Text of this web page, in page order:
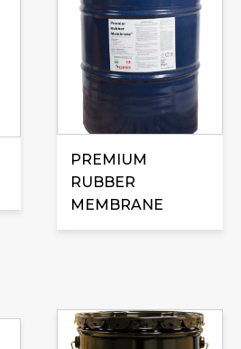
PREMIUM
RUBBER
MEMBRANE